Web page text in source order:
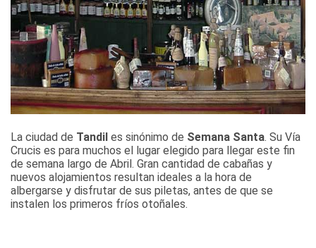
La ciudad de Tandil es sinónimo de Semana Santa. Su Vía
Crucis es para muchos el lugar elegido para llegar este fin
de semana largo de Abril. Gran cantidad de cabañas y
nuevos alojamientos resultan ideales a la hora de
albergarse y disfrutar de sus piletas, antes de que se
instalen los primeros fríos otoñales.